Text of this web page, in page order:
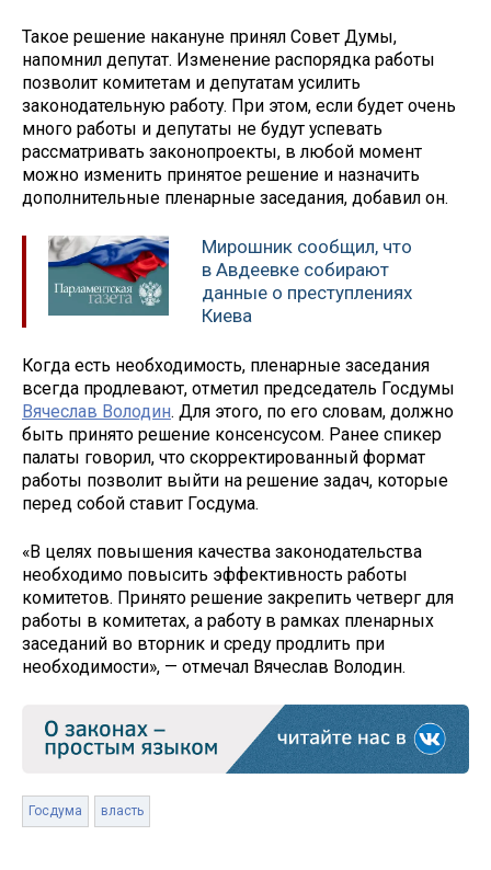
Такое решение накануне принял Совет Думы,
напомнил депутат. Изменение распорядка работы
позволит комитетам и депутатам усилить
законодательную работу. При этом, если будет очень
много работы и депутаты не будут успевать
рассматривать законопроекты, в любой момент
можно изменить принятое решение и назначить
дополнительные пленарные заседания, добавил он.
Мирошник сообщил, что
в Авдеевке собирают
данные о преступлениях
Киева
Когда есть необходимость, пленарные заседания
всегда продлевают, отметил председатель Госдумы
Вячеслав Володин. Для этого, по его словам, должно
быть принято решение консенсусом. Ранее спикер
палаты говорил, что скорректированный формат
работы позволит выйти на решение задач, которые
перед собой ставит Госдума.
«В целях повышения качества законодательства
необходимо повысить эффективность работы
комитетов. Принято решение закрепить четверг для
работы в комитетах, а работу в рамках пленарных
заседаний во вторник и среду продлить при
необходимости», — отмечал Вячеслав Володин.
Госдума власть